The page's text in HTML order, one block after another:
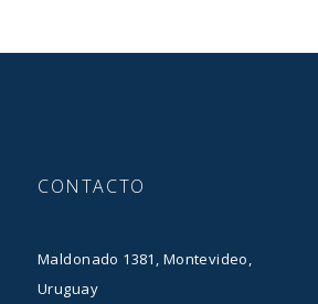
CONTACTO
Maldonado 1381, Montevideo,
Uruguay